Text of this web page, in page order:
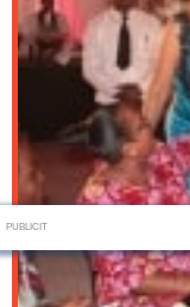
PUBLICIT